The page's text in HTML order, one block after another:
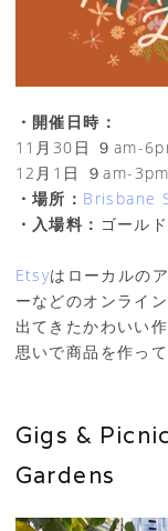
・開催日時：
11月30日 ９am-
12月1日 ９am-3pm
・場所： Brisbane
・入場料： ゴール
Etsyはローカルの
ーなどのオンライ
出てきたかわいい
思いで商品を作っ
Gigs &
Gardens